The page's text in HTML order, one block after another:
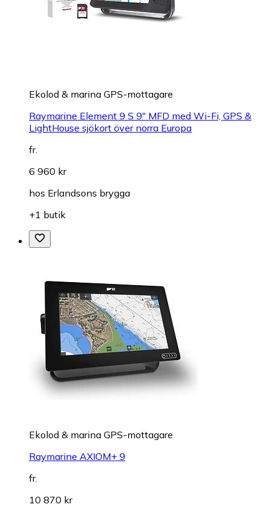
Ekolod & marina GPS-mottagare
Raymarine Element 9 S 9" MFD med Wi-Fi, GPS &
LightHouse sjökort över norra Europa
fr.
6 960 kr
hos Erlandsons brygga
+1 butik
Ekolod & marina GPS-mottagare
Raymarine AXIOM+ 9
fr.
10 870 kr